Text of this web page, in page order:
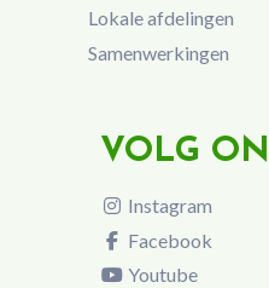
Lokale afdelingen
Samenwerkingen
VOLG
Instagram
Facebook
Youtube